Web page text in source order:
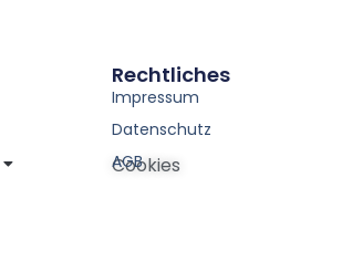
Rechtliches
Impressum
Datenschutz
AGB
Cookies